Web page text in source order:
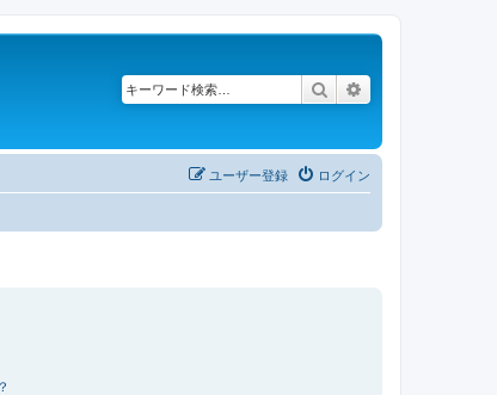
検索
ログイン
ユーザー登録